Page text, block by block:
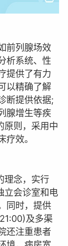
前列腺场效
析系统、性
提供了有力
以精确了解
断提供依据;
腺增生等疾
原则，采用中
效。
念，实行
立会诊室和电
同时，提供
及多渠
还注重患者